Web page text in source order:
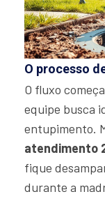
O processo
O fluxo
equipe busca
entupimento.
atendimento
fique
durante a